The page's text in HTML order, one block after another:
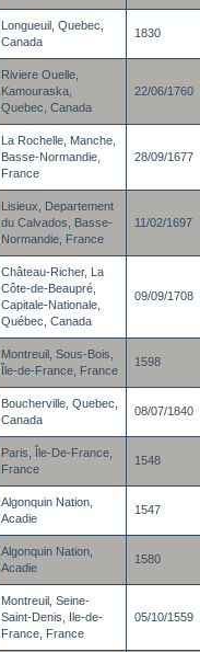
Longueuil, Quebec,
Canada
1830
Riviere Ouelle,
Kamouraska,
Quebec, Canada
22/06/1760
La Rochelle, Manche,
Basse-Normandie,
France
28/09/1677
Lisieux, Departement
du Calvados, Basse-
Normandie, France
11/02/1697
Château-Richer, La
Côte-de-Beaupré,
Capitale-Nationale,
Québec, Canada
09/09/1708
Montreuil, Sous-Bois,
Île-de-France, France
1598
Boucherville, Quebec,
Canada
08/07/1840
Paris, Île-De-France,
France
1548
Algonquin Nation,
Acadie
1547
Algonquin Nation,
Acadie
1580
Montreuil, Seine-
Saint-Denis, Ile-de-
France, France
05/10/1559